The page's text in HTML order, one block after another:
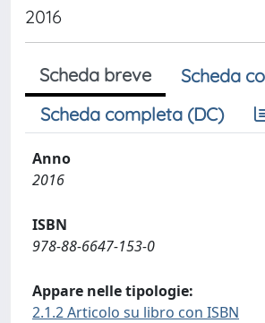
2016
Scheda breve
Scheda
Scheda completa (DC)
Anno
2016
ISBN
978-88-6647-153-0
Appare nelle tipologie:
2.1.2 Articolo su libro con ISBN